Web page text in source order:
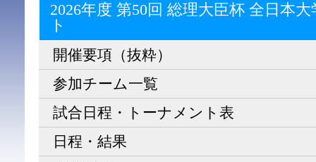
2026年度 第50回 総理大臣杯 全日本
ト
開催要項（抜粋）
参加チーム一覧
試合日程・トーナメント表
日程・結果